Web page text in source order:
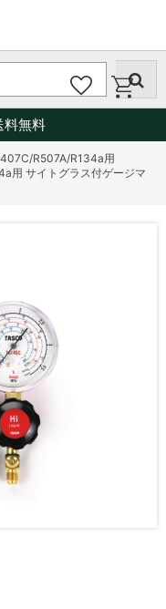
料無料
R507A/R134a用
サイトグラス付ゲージマ